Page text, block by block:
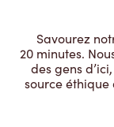
Savourez
20 minutes.
des gens
source